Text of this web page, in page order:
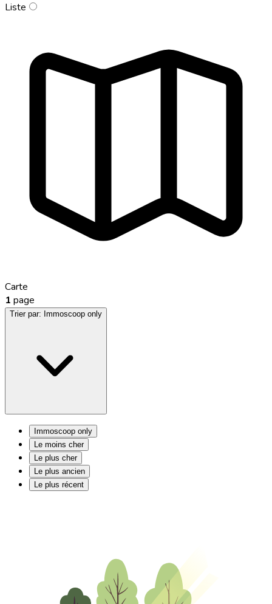
Liste
Carte
1 page
Trier par: Immoscoop only
Immoscoop only
Le moins cher
Le plus cher
Le plus ancien
Le plus récent